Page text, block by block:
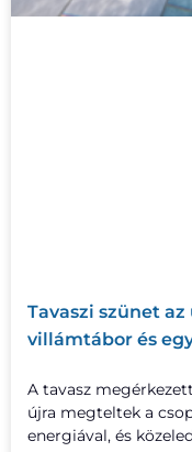
Tavaszi szünet az
villámtábor és
A tavasz
újra megteltek a
energiával, és